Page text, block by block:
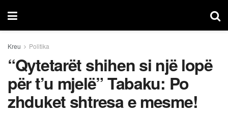
Kreu Politika
“Qytetarët shihen si një lopë
për t’u mjelë” Tabaku: Po
zhduket shtresa e mesme!